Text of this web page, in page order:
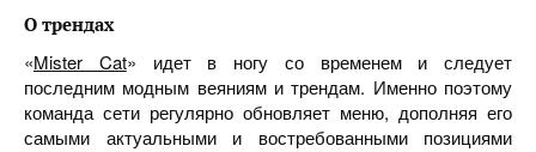
О трендах
«Mister Cat» идет в ногу со временем и следует
последним модным веяниям и трендам. Именно поэтому
команда сети регулярно обновляет меню, дополняя его
самыми актуальными и востребованными позициями